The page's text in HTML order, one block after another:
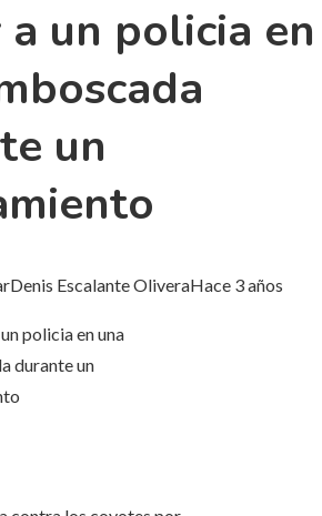
un policia en
un
Denis Escalante OliveraHace 3 años